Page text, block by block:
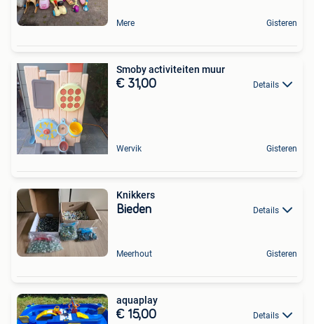
Mere Gisteren
Smoby activiteiten muur
€ 31,00 Details
Wervik Gisteren
Knikkers
Bieden Details
Meerhout Gisteren
aquaplay
€ 15,00 Details